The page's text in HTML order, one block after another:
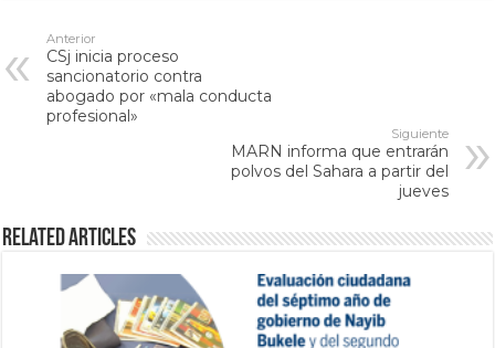
Anterior
CSj inicia proceso
sancionatorio contra
abogado por «mala conducta
profesional»
Siguiente
MARN informa que entrarán
polvos del Sahara a partir del
jueves
Related Articles